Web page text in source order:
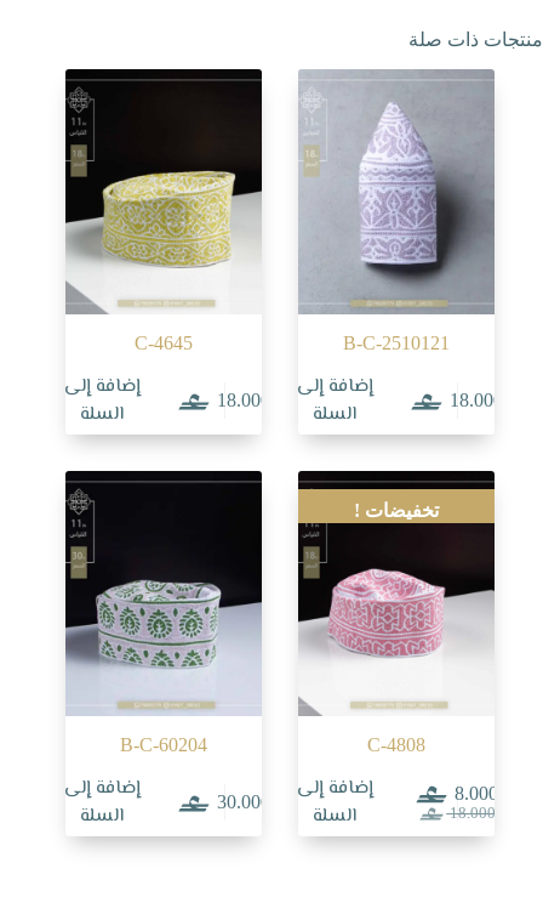
منتجات ذات صلة
B-C-2510121
18.000
إضافة إلى
السلة
C-4645
18.000
إضافة إلى
السلة
تخفيضات !
C-4808
18.000السعر
الأصلي
8.000
السعر
الحالي
إضافة إلى
السلة
B-C-60204
30.000
إضافة إلى
السلة